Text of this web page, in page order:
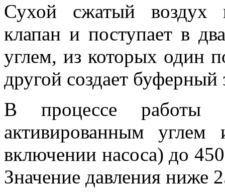
Сухой сжатый воздух
клапан и поступает в
углем, из которых один
другой создает буферный
В процессе работы
активированным
включении насоса) до
Значение давления ниже